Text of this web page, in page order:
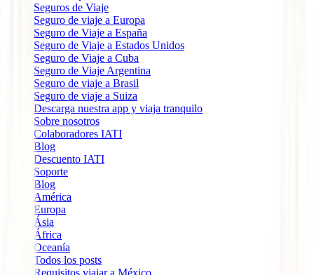
Seguros de Viaje
Seguro de viaje a Europa
Seguro de Viaje a España
Seguro de Viaje a Estados Unidos
Seguro de Viaje a Cuba
Seguro de Viaje Argentina
Seguro de viaje a Brasil
Seguro de viaje a Suiza
Descarga nuestra app y viaja tranquilo
Sobre nosotros
Colaboradores IATI
Blog
Descuento IATI
Soporte
Blog
América
Europa
Ásia
África
Oceanía
Todos los posts
Requisitos viajar a México